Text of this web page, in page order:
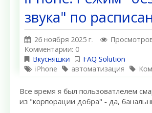
звука" по
26 ноября 2025 г.
Комментарии: 0
Вкусняшки
FAQ Solution
iPhone
автоматизация
Все время я был пользоватлелем
из "корпорации добра" - да,